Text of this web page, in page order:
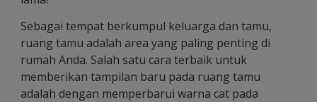
Sebagai tempat berkumpul keluarga dan tamu,
ruang tamu adalah area yang paling penting di
rumah Anda. Salah satu cara terbaik untuk
memberikan tampilan baru pada ruang tamu
adalah dengan memperbarui warna cat pada